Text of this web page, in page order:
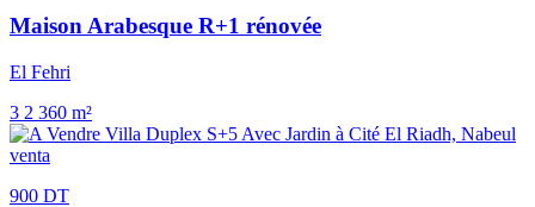
Maison Arabesque R+1 rénovée
El Fehri
3 2 360 m²
venta
900 DT